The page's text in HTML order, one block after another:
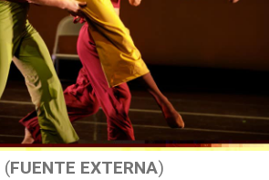
(FUENTE EXTERNA)